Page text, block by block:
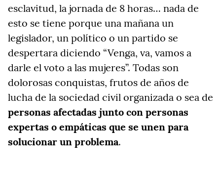
esclavitud, la jornada de 8 horas… nada de
esto se tiene porque una mañana un
legislador, un político o un partido se
despertara diciendo “Venga, va, vamos a
darle el voto a las mujeres”. Todas son
dolorosas conquistas, frutos de años de
lucha de la sociedad civil organizada o sea de
personas afectadas junto con personas
expertas o empáticas que se unen para
solucionar un problema.